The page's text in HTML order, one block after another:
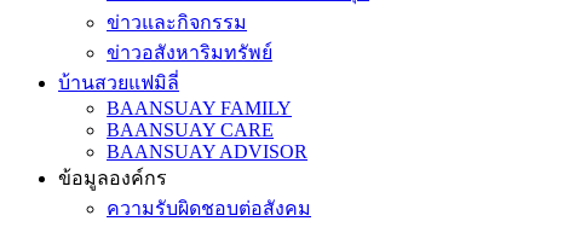
ข่าวและกิจกรรม
ข่าวอสังหาริมทรัพย์
บ้านสวยแฟมิลี่
BAANSUAY FAMILY
BAANSUAY CARE
BAANSUAY ADVISOR
ข้อมูลองค์กร
ความรับผิดชอบต่อสังคม